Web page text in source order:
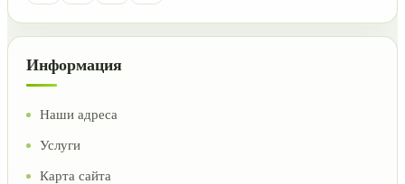
Информация
Наши адреса
Услуги
Карта сайта